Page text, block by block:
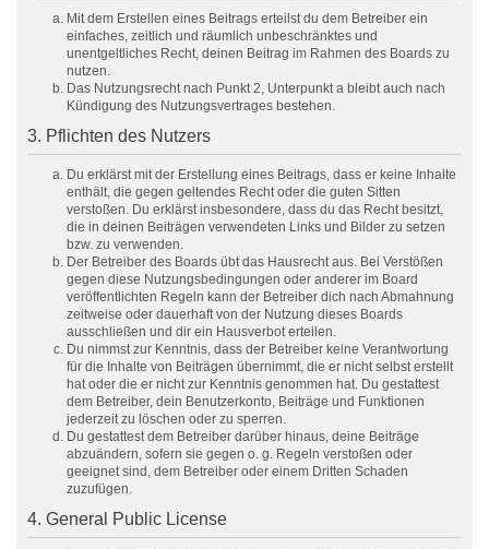
Mit dem Erstellen eines Beitrags erteilst du dem Betreiber ein
einfaches, zeitlich und räumlich unbeschränktes und
unentgeltliches Recht, deinen Beitrag im Rahmen des Boards zu
nutzen.
Das Nutzungsrecht nach Punkt 2, Unterpunkt a bleibt auch nach
Kündigung des Nutzungsvertrages bestehen.
3. Pflichten des Nutzers
Du erklärst mit der Erstellung eines Beitrags, dass er keine Inhalte
enthält, die gegen geltendes Recht oder die guten Sitten
verstoßen. Du erklärst insbesondere, dass du das Recht besitzt,
die in deinen Beiträgen verwendeten Links und Bilder zu setzen
bzw. zu verwenden.
Der Betreiber des Boards übt das Hausrecht aus. Bei Verstößen
gegen diese Nutzungsbedingungen oder anderer im Board
veröffentlichten Regeln kann der Betreiber dich nach Abmahnung
zeitweise oder dauerhaft von der Nutzung dieses Boards
ausschließen und dir ein Hausverbot erteilen.
Du nimmst zur Kenntnis, dass der Betreiber keine Verantwortung
für die Inhalte von Beiträgen übernimmt, die er nicht selbst erstellt
hat oder die er nicht zur Kenntnis genommen hat. Du gestattest
dem Betreiber, dein Benutzerkonto, Beiträge und Funktionen
jederzeit zu löschen oder zu sperren.
Du gestattest dem Betreiber darüber hinaus, deine Beiträge
abzuändern, sofern sie gegen o. g. Regeln verstoßen oder
geeignet sind, dem Betreiber oder einem Dritten Schaden
zuzufügen.
4. General Public License